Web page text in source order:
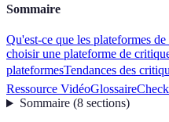
Sommaire
Qu'est-ce que les plateformes
choisir une plateforme de
plateformesTendances des
Ressource VidéoGlossaire
Sommaire(8 sections)